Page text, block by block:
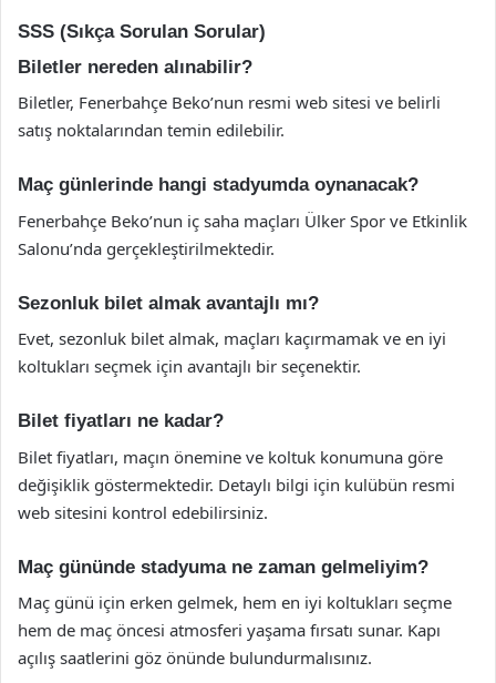
SSS (Sıkça Sorulan Sorular)
Biletler nereden alınabilir?
Biletler, Fenerbahçe Beko’nun resmi web sitesi ve belirli
satış noktalarından temin edilebilir.
Maç günlerinde hangi stadyumda oynanacak?
Fenerbahçe Beko’nun iç saha maçları Ülker Spor ve Etkinlik
Salonu’nda gerçekleştirilmektedir.
Sezonluk bilet almak avantajlı mı?
Evet, sezonluk bilet almak, maçları kaçırmamak ve en iyi
koltukları seçmek için avantajlı bir seçenektir.
Bilet fiyatları ne kadar?
Bilet fiyatları, maçın önemine ve koltuk konumuna göre
değişiklik göstermektedir. Detaylı bilgi için kulübün resmi
web sitesini kontrol edebilirsiniz.
Maç gününde stadyuma ne zaman gelmeliyim?
Maç günü için erken gelmek, hem en iyi koltukları seçme
hem de maç öncesi atmosferi yaşama fırsatı sunar. Kapı
açılış saatlerini göz önünde bulundurmalısınız.